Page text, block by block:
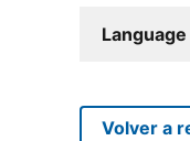
Volver a